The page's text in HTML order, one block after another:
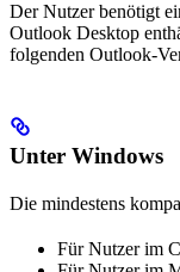
Der Nutzer benötigt
Outlook Desktop
folgenden Outlook-
Unter Windows
Die mindestens
Für Nutzer im